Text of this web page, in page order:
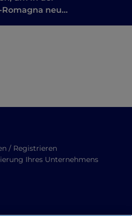
neues
/ Registrieren
Ihres Unternehmens